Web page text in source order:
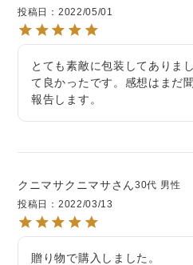
投稿日
2022/05/01
とても素敵に包装してありま
て良かったです。感想はまだ
報告します。
クニマサクニマサ 30代 男性
投稿日
2022/03/13
贈り物で購入しました。